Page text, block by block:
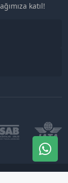
katıl!